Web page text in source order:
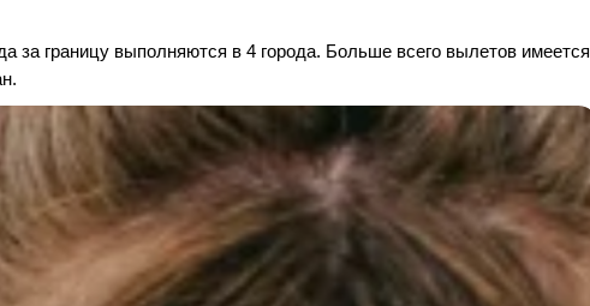
за границу выполняются в 4 города. Больше всего вылетов имеется